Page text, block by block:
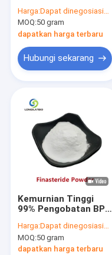
26-7
Harga:Dapat dinegosiasikan
MOQ:50 gram
dapatkan harga terbaru
Hubungi sekarang
Kemurnian Tinggi
99% Pengobatan BPH
Untuk Rambut
Rontok
Harga:Dapat dinegosiasikan
MOQ:50 gram
dapatkan harga terbaru